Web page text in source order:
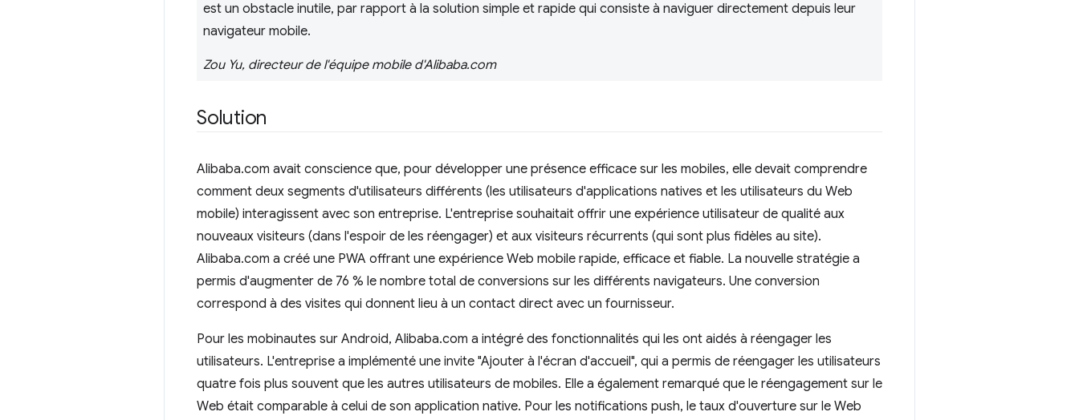
est un obstacle inutile, par rapport à la solution simple et rapide qui consiste à naviguer directement depuis leur
navigateur mobile.
Zou Yu, directeur de l'équipe mobile d'Alibaba.com
Solution
Alibaba.com avait conscience que, pour développer une présence efficace sur les mobiles, elle devait comprendre
comment deux segments d'utilisateurs différents (les utilisateurs d'applications natives et les utilisateurs du Web
mobile) interagissent avec son entreprise. L'entreprise souhaitait offrir une expérience utilisateur de qualité aux
nouveaux visiteurs (dans l'espoir de les réengager) et aux visiteurs récurrents (qui sont plus fidèles au site).
Alibaba.com a créé une PWA offrant une expérience Web mobile rapide, efficace et fiable. La nouvelle stratégie a
permis d'augmenter de 76 % le nombre total de conversions sur les différents navigateurs. Une conversion
correspond à des visites qui donnent lieu à un contact direct avec un fournisseur.
Pour les mobinautes sur Android, Alibaba.com a intégré des fonctionnalités qui les ont aidés à réengager les
utilisateurs. L'entreprise a implémenté une invite "Ajouter à l'écran d'accueil", qui a permis de réengager les utilisateurs
quatre fois plus souvent que les autres utilisateurs de mobiles. Elle a également remarqué que le réengagement sur le
Web était comparable à celui de son application native. Pour les notifications push, le taux d'ouverture sur le Web